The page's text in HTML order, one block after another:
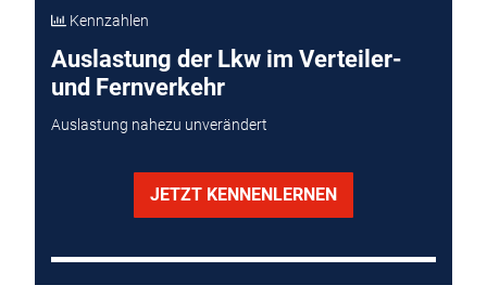
Kennzahlen
Auslastung der Lkw im Verteiler-
und Fernverkehr
Auslastung nahezu unverändert
JETZT KENNENLERNEN